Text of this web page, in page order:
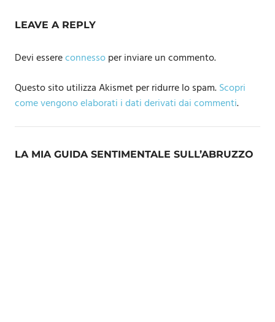
LEAVE A REPLY
Devi essereconnessoper inviare un commento.
Questo sito utilizza Akismet per ridurre lo spam.Scopri
come vengono elaborati i dati derivati dai commenti.
LA MIA GUIDA SENTIMENTALE SULL’ABRUZZO